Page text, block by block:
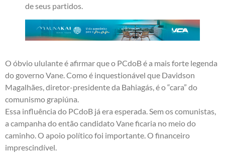
de seus partidos.
O óbvio ululante é afirmar que o PCdoB é a mais forte legenda
do governo Vane. Como é inquestionável que Davidson
Magalhães, diretor-presidente da Bahiagás, é o “cara” do
comunismo grapiúna.
Essa influência do PCdoB já era esperada. Sem os comunistas,
a campanha do então candidato Vane ficaria no meio do
caminho. O apoio político foi importante. O financeiro
imprescindível.